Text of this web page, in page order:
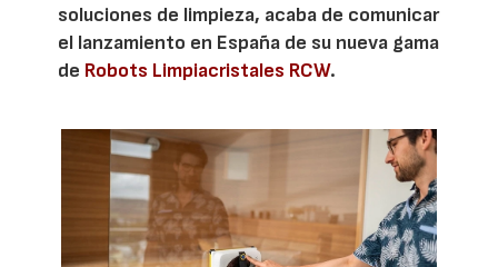
soluciones de limpieza, acaba de comunicar
el lanzamiento en España de su nueva gama
de Robots Limpiacristales RCW.